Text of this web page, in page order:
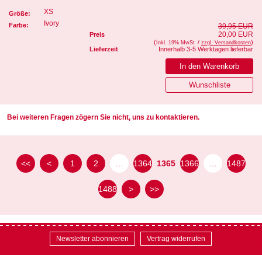
Größe: XS
Farbe: Ivory
Preis
39,95 EUR
20,00 EUR
( Inkl. 19% MwSt / zzgl. Versandkosten)
Lieferzeit
Innerhalb 3-5 Werktagen lieferbar
Bei weiteren Fragen zögern Sie nicht, uns zu kontaktieren.
<< < 1 2 1364 1365 1366 1487
1488 > >>
Newsletter abonnieren Vertrag widerrufen